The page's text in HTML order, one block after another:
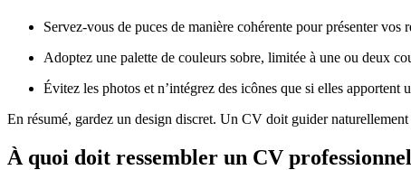
Servez-vous de puces de manière cohérente pour présenter vos
Adoptez une palette de couleurs sobre, limitée à une ou deux
Évitez les photos et n’intégrez des icônes que si elles apportent
En résumé, gardez un design discret. Un CV doit guider
À quoi doit ressembler un CV